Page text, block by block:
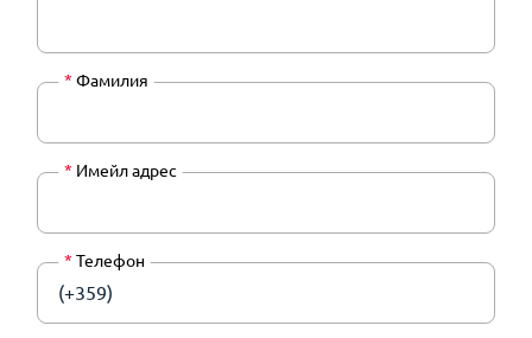
* Фамилия
* Имейл адрес
* Телефон
(+359)